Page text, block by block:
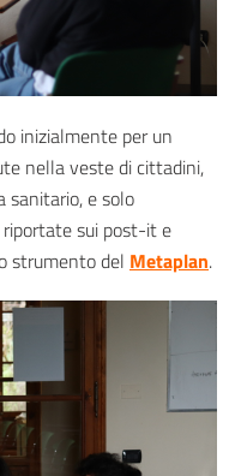
inizialmente per un
nella veste di cittadini,
sanitario, e solo
sui post-it e
strumento del Metaplan.